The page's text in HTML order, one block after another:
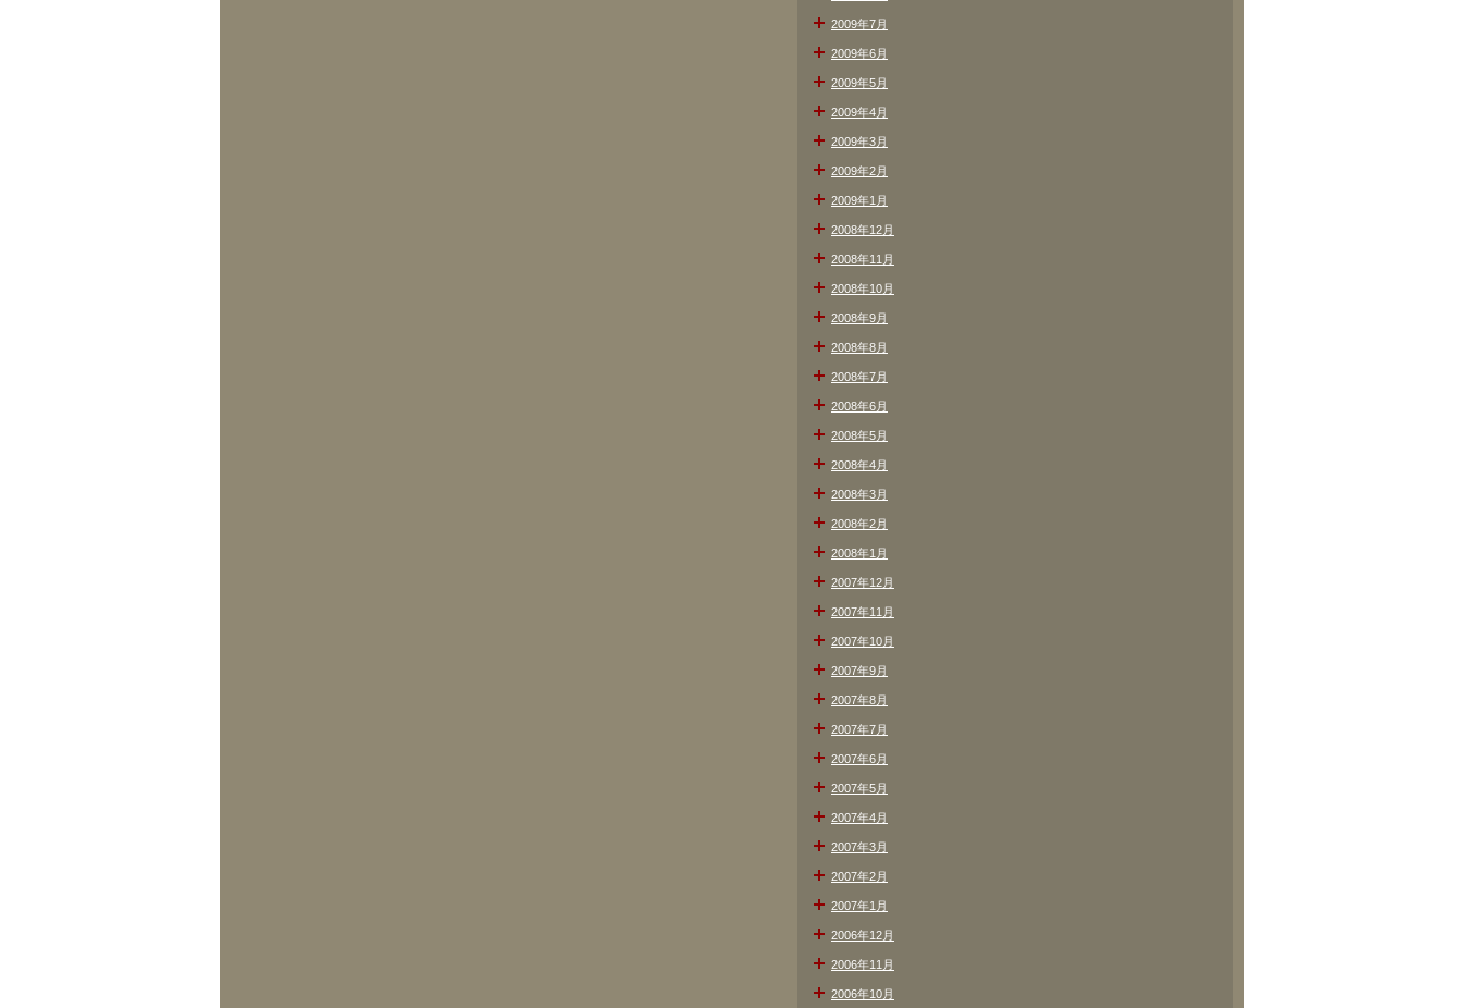
2009年7月
2009年6月
2009年5月
2009年4月
2009年3月
2009年2月
2009年1月
2008年12月
2008年11月
2008年10月
2008年9月
2008年8月
2008年7月
2008年6月
2008年5月
2008年4月
2008年3月
2008年2月
2008年1月
2007年12月
2007年11月
2007年10月
2007年9月
2007年8月
2007年7月
2007年6月
2007年5月
2007年4月
2007年3月
2007年2月
2007年1月
2006年12月
2006年11月
2006年10月